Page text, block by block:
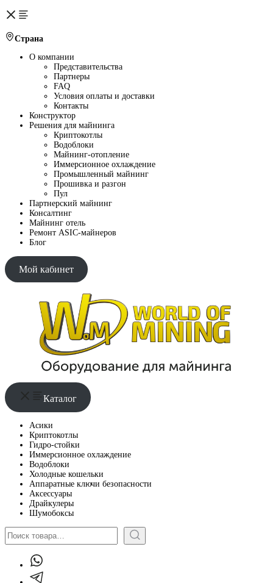
Страна
О компании
Представительства
Партнеры
FAQ
Условия оплаты и доставки
Контакты
Конструктор
Решения для майнинга
Криптокотлы
Водоблоки
Майнинг-отопление
Иммерсионное охлаждение
Промышленный майнинг
Прошивка и разгон
Пул
Партнерский майнинг
Консалтинг
Майнинг отель
Ремонт ASIC-майнеров
Блог
Мой кабинет
Каталог
Асики
Криптокотлы
Гидро-стойки
Иммерсионное охлаждение
Водоблоки
Холодные кошельки
Аппаратные ключи безопасности
Аксессуары
Драйкулеры
Шумобоксы
Поиск